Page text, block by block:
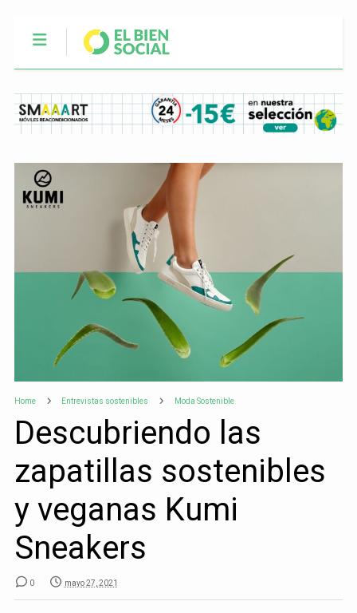
Home Entrevistas sostenibles Moda Sostenible
Descubriendo las
zapatillas sostenibles
y veganas Kumi
Sneakers
0 mayo 27, 2021